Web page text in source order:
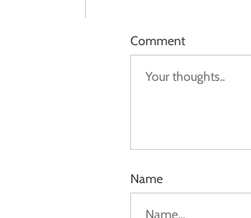
Comment
Name